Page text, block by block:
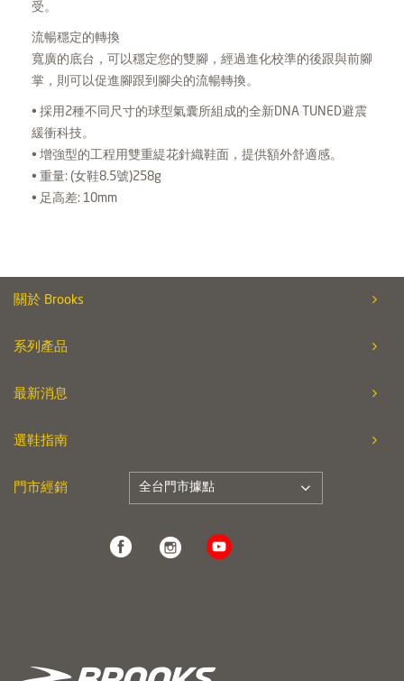
受。
流暢穩定的轉換
寬廣的底台，可以穩定您的雙腳，經過進化校準的後跟與前腳
掌，則可以促進腳跟到腳尖的流暢轉換。
• 採用2種不同尺寸的球型氣囊所組成的全新DNA TUNED避震
緩衝科技。
• 增強型的工程用雙重緹花針織鞋面，提供額外舒適感。
• 重量: (女鞋8.5號)258g
• 足高差: 10mm
關於 Brooks
系列產品
最新消息
選鞋指南
門市經銷 全台門市據點